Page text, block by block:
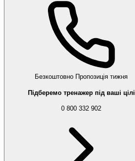
Безкоштовно Пропозиція тижня
Підберемо тренажер під ваші цілі
0 800 332 902